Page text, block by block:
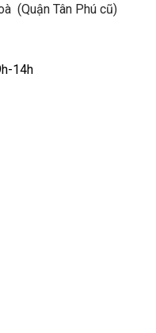
(Quận Tân Phú cũ)
14h